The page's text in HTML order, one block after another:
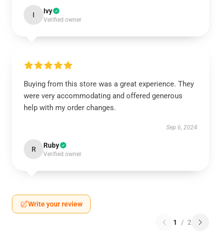
I Ivy
Verified owner
Buying from this store was a great experience. They
were very accommodating and offered generous
help with my order changes.
Sep 6, 2024
R Ruby
Verified owner
Write your review
1 / 2